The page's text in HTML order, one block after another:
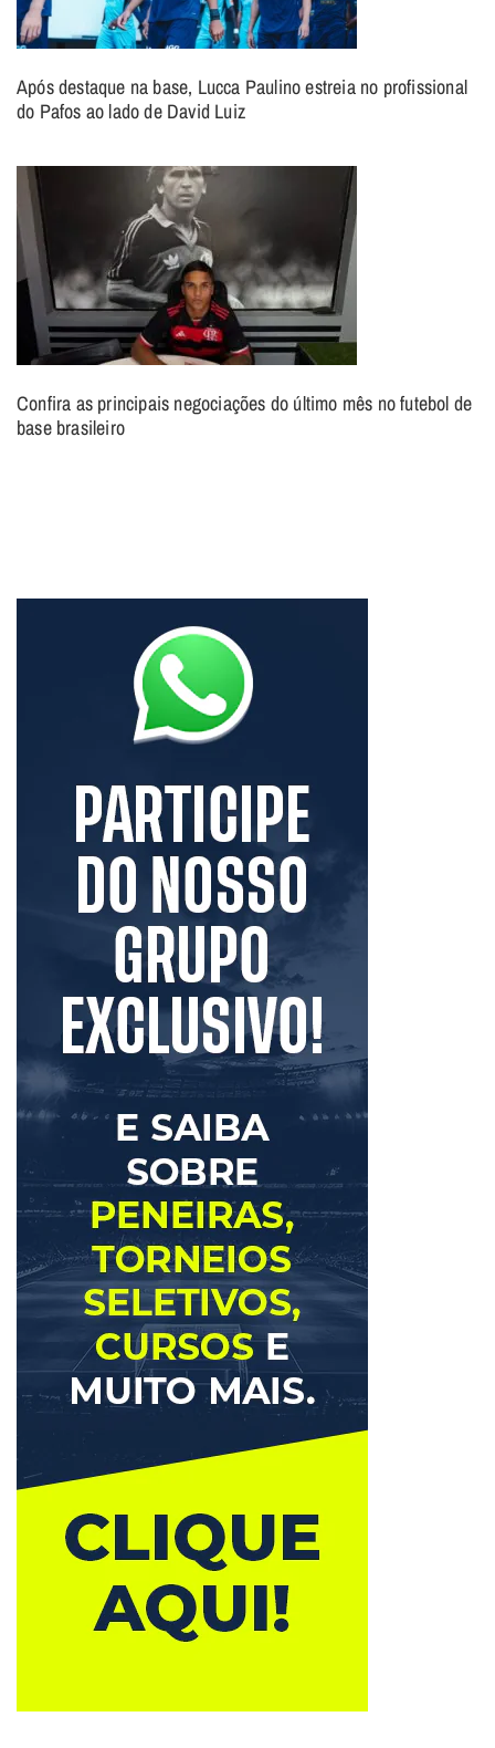
Após destaque na base, Lucca Paulino estreia no profissional
do Pafos ao lado de David Luiz
Confira as principais negociações do último mês no futebol de
base brasileiro